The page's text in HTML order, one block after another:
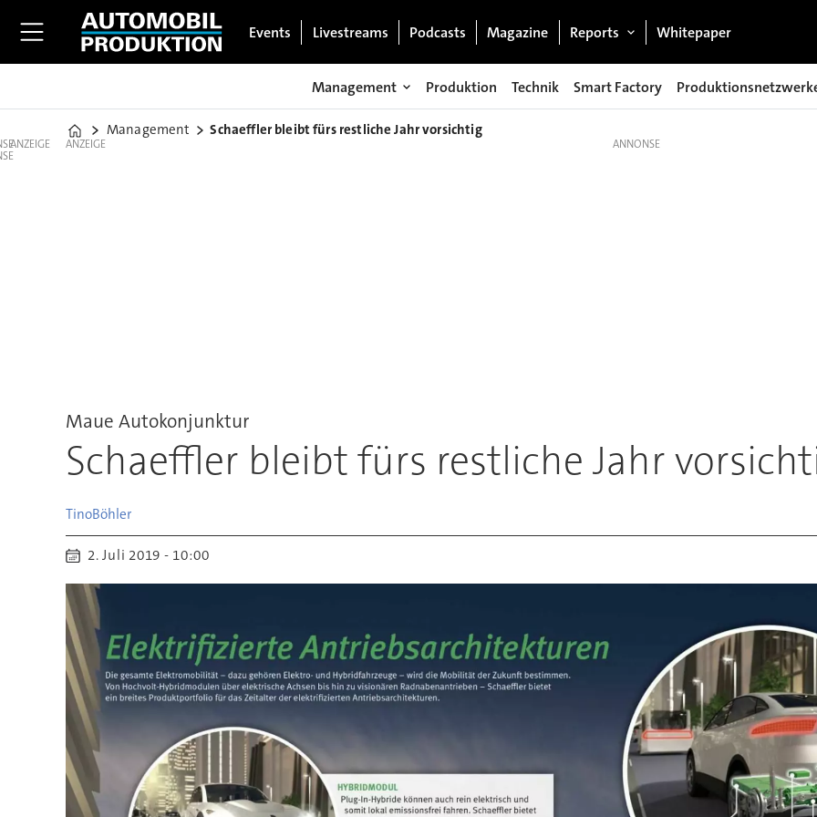
Events Livestreams Podcasts Magazine Reports Whitepaper
Management Produktion Technik Smart Factory
Home
Management Schaeffler bleibt fürs restliche Jahr vorsichtig
ANZEIGE ANZEIGE
Maue Autokonjunktur
Schaeffler bleibt fürs restliche Jahr
TinoBöhler
2. Juli 2019 - 10:00